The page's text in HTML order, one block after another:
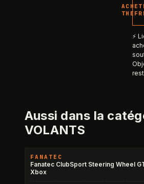
⚡
Aussi dans la
VOLANTS
RUPTURE
FANATEC
Fanatec ClubSport Steering Wheel
Xbox